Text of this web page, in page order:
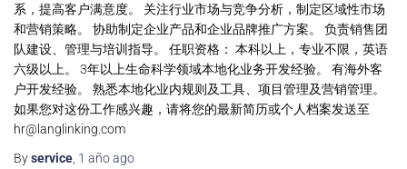
系，提高客户满意度。 关注行业市场与竞争分析，制定区域性市场
和营销策略。 协助制定企业产品和企业品牌推广方案。 负责销售团
队建设、管理与培训指导。 任职资格： 本科以上，专业不限，英语
六级以上。 3年以上生命科学领域本地化业务开发经验。 有海外客
户开发经验。 熟悉本地化业内规则及工具、项目管理及营销管理。
如果您对这份工作感兴趣，请将您的最新简历或个人档案发送至
hr@langlinking.com
Byservice 1 añoago